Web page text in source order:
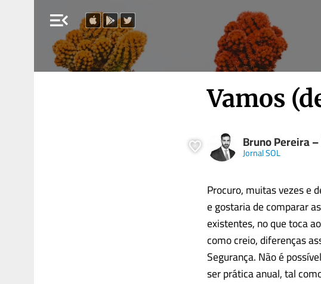
menu_open
Vamos
Bruno Pereira
Jornal SOL
Procuro, muitas vezes e
e gostaria de comparar
existentes, no que toca
como creio, diferenças
Segurança. Não é
ser prática anual, tal